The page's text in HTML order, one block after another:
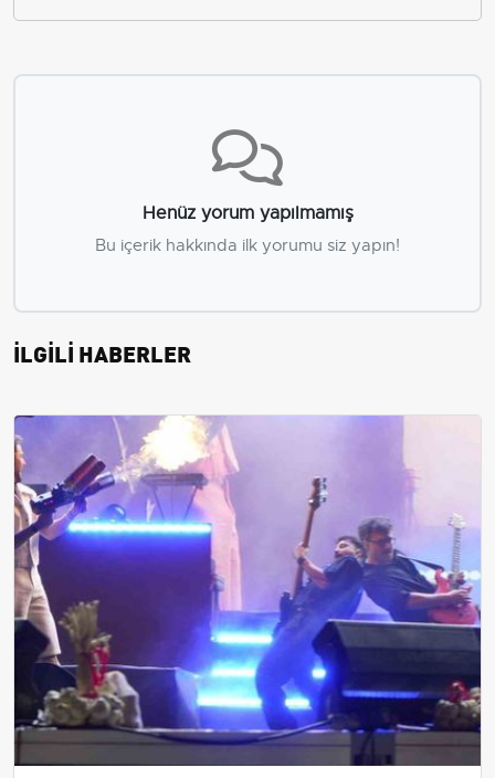
Henüz yorum yapılmamış
Bu içerik hakkında ilk yorumu siz yapın!
İLGİLİ HABERLER